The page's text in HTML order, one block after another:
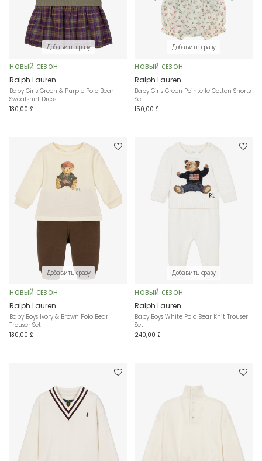
Добавить сразу
НОВЫЙ СЕЗОН
Ralph Lauren
Baby Girls Green & Purple Polo Bear
Sweatshirt Dress
130,00 £
Добавить сразу
НОВЫЙ СЕЗОН
Ralph Lauren
Baby Girls Green Pointelle Cotton Shorts
Set
150,00 £
Добавить сразу
НОВЫЙ СЕЗОН
Ralph Lauren
Baby Boys Ivory & Brown Polo Bear
Trouser Set
130,00 £
Добавить сразу
НОВЫЙ СЕЗОН
Ralph Lauren
Baby Boys White Polo Bear Knit Trouser
Set
240,00 £